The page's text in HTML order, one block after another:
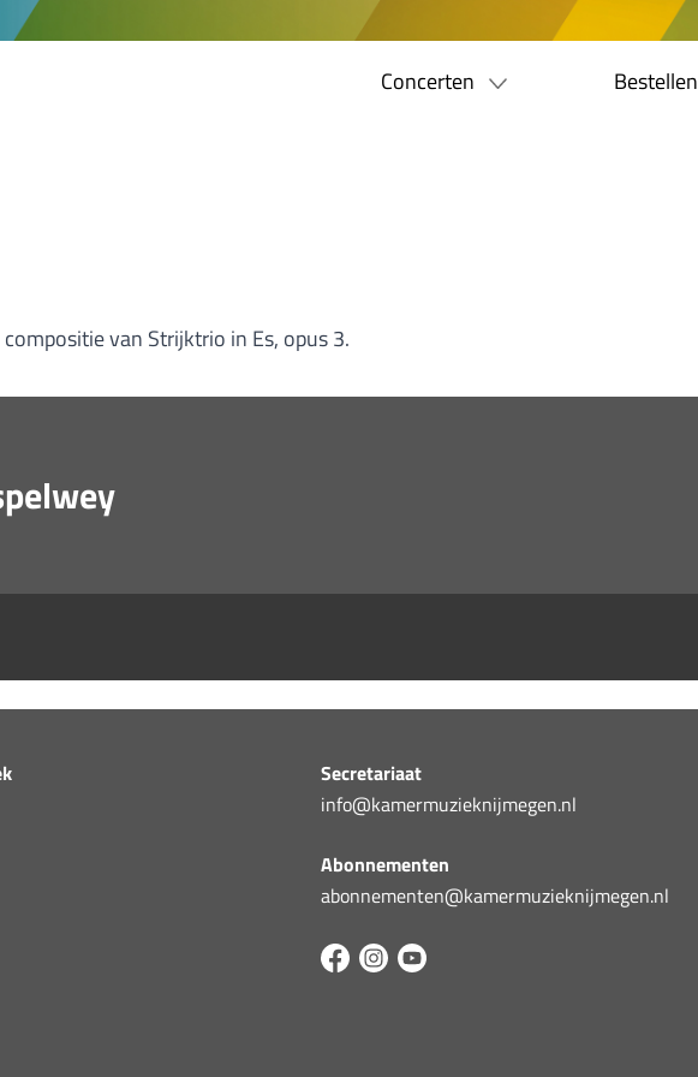
Concerten Bestellen
van Strijktrio in Es, opus 3.
Secretariaat
info@kamermuzieknijmegen.nl
Abonnementen
abonnementen@kamermuzieknijmegen.nl